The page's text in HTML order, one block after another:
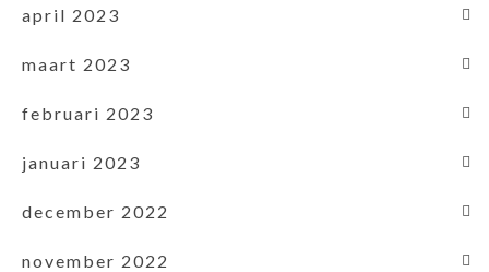
april 2023
maart 2023
februari 2023
januari 2023
december 2022
november 2022